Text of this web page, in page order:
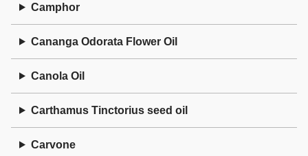
Camphor
Cananga Odorata Flower Oil
Canola Oil
Carthamus Tinctorius seed oil
Carvone